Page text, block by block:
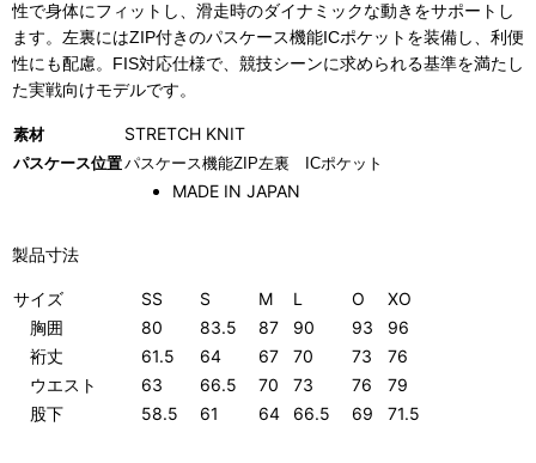
性で身体にフィットし、滑走時のダイナミックな動きをサポートし
ます。左裏にはZIP付きのパスケース機能ICポケットを装備し、利便
性にも配慮。FIS対応仕様で、競技シーンに求められる基準を満たし
た実戦向けモデルです。
素材 STRETCH KNIT
パスケース位置パスケース機能ZIP左裏 ICポケット
MADE IN JAPAN
製品寸法
サイズ SS S M L O
XO
胸囲
80 83.5 87 90 93
96
裄丈
61.5 64 67 70 73
76
ウエスト
63 66.5 70 73 76
79
股下
58.5 61 64 66.5 69 71.5